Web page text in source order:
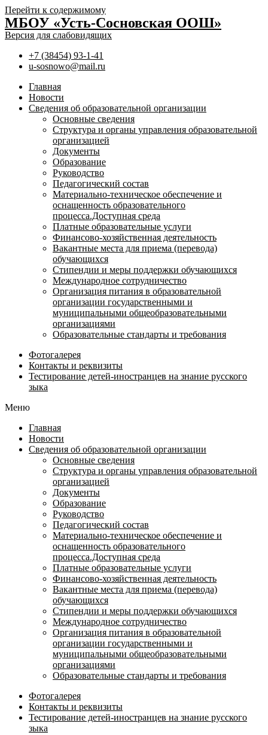
Перейти к содержимому
МБОУ «Усть-Сосновская ООШ»
Версия для слабовидящих
+7 (38454) 93-1-41
u-sosnowo@mail.ru
Главная
Новости
Сведения об образовательной организации
Основные сведения
Структура и органы управления образовательной
организацией
Документы
Образование
Руководство
Педагогический состав
Материально-техническое обеспечение и
оснащенность образовательного
процесса.Доступная среда
Платные образовательные услуги
Финансово-хозяйственная деятельность
Вакантные места для приема (перевода)
обучающихся
Стипендии и меры поддержки обучающихся
Международное сотрудничество
Организация питания в образовательной
организации государственными и
муниципальными общеобразовательными
организациями
Образовательные стандарты и требования
Фотогалерея
Контакты и реквизиты
Тестирование детей-иностранцев на знание русского
зыка
Меню
Главная
Новости
Сведения об образовательной организации
Основные сведения
Структура и органы управления образовательной
организацией
Документы
Образование
Руководство
Педагогический состав
Материально-техническое обеспечение и
оснащенность образовательного
процесса.Доступная среда
Платные образовательные услуги
Финансово-хозяйственная деятельность
Вакантные места для приема (перевода)
обучающихся
Стипендии и меры поддержки обучающихся
Международное сотрудничество
Организация питания в образовательной
организации государственными и
муниципальными общеобразовательными
организациями
Образовательные стандарты и требования
Фотогалерея
Контакты и реквизиты
Тестирование детей-иностранцев на знание русского
зыка